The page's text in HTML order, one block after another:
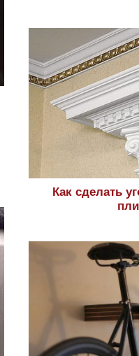
Как сделать